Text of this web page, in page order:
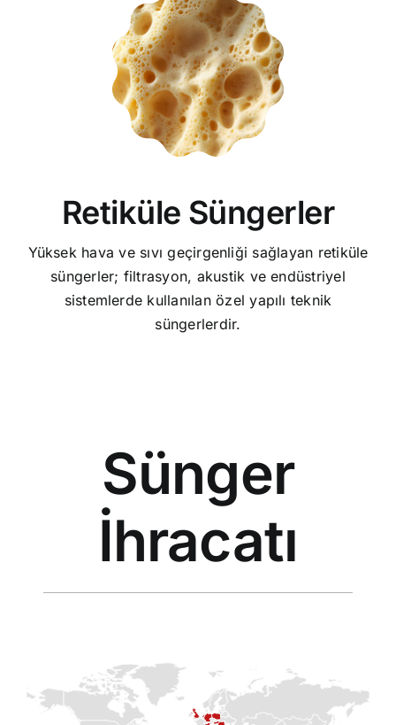
Retiküle Süngerler
Yüksek hava ve sıvı geçirgenliği sağlayan retiküle
süngerler; filtrasyon, akustik ve endüstriyel
sistemlerde kullanılan özel yapılı teknik
süngerlerdir.
Sünger
İhracatı